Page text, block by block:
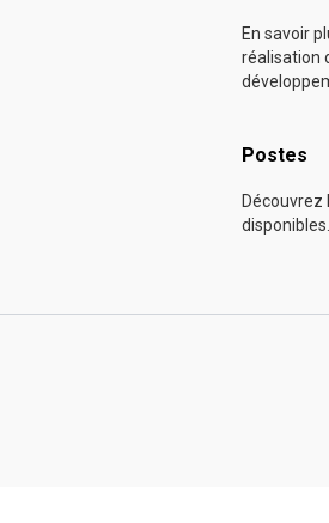
En savoir
réalisation
Postes
disponibles.